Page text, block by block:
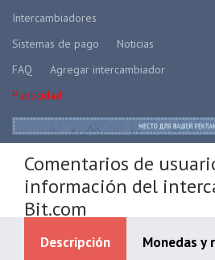
Intercambiadores
Sistemas de pago
Noticias
FAQ
Agregar intercambiador
Publicidad
Comentarios de
información del
Bit.com
Descripción Monedas y